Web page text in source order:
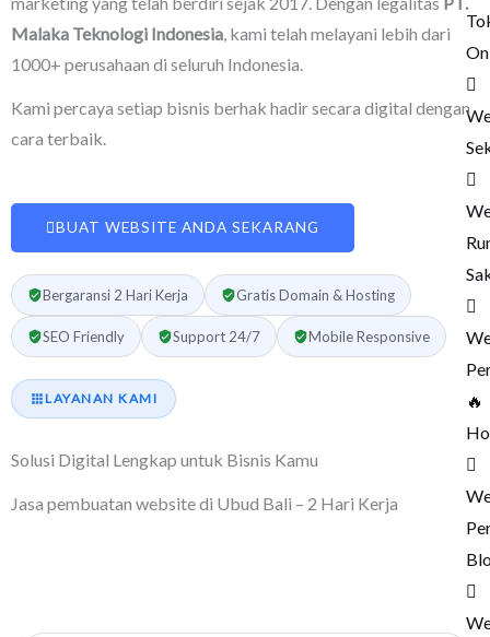
🔥
Malaka Teknologi Indonesia, kami telah melayani lebih dari
1000+ perusahaan di seluruh Indonesia.
Kami percaya setiap bisnis berhak hadir secara digital dengan
cara terbaik.
BUAT WEBSITE ANDA SEKARANG
Bergaransi 2 Hari Kerja Gratis Domain & Hosting
SEO Friendly Support 24/7 Mobile Responsive
LAYANAN KAMI
Solusi Digital Lengkap untuk Bisnis Kamu
Jasa pembuatan website di Ubud Bali – 2 Hari Kerja